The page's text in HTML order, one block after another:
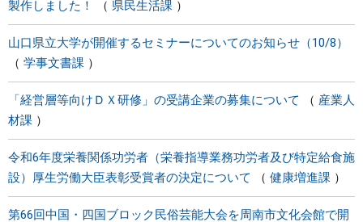
製作しました！
県民生活課
山口県立大学が開催するセミナーについてのお知らせ（10/8）
学事文書課
「経営層等向けＤＸ研修」の受講企業の募集について
産業人
材課
令和6年度栄養関係功労者（栄養指導業務功労者及び特定給食施
設）厚生労働大臣表彰受賞者の決定について
健康増進課
第66回中国・四国ブロック民俗芸能大会を周南市文化会館で開